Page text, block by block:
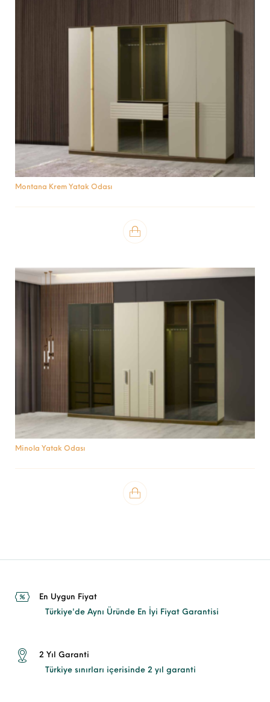
Montana Krem Yatak Odası
Minola Yatak Odası
En Uygun Fiyat
Türkiye'de Aynı Üründe En İyi Fiyat Garantisi
2 Yıl Garanti
Türkiye sınırları içerisinde 2 yıl garanti